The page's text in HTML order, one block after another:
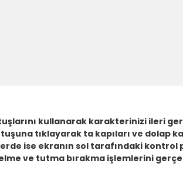
kullanarak karakterinizi ileri
tıklayarak ta kapıları ve dolap
ise ekranın sol tarafındaki
ve tutma bırakma işlemlerini